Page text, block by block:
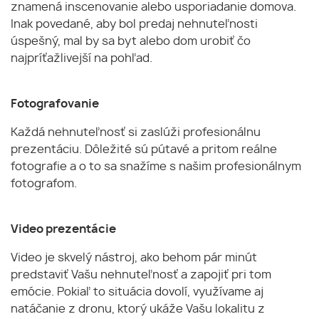
znamená inscenovanie alebo usporiadanie domova.
Inak povedané, aby bol predaj nehnuteľnosti
úspešný, mal by sa byt alebo dom urobiť čo
najpríťažlivejší na pohľad.
Fotografovanie
Každá nehnuteľnosť si zaslúži profesionálnu
prezentáciu. Dôležité sú pútavé a pritom reálne
fotografie a o to sa snažíme s našim profesionálnym
fotografom.
Video prezentácie
Video je skvelý nástroj, ako behom pár minút
predstaviť Vašu nehnuteľnosť a zapojiť pri tom
emócie. Pokiaľ to situácia dovolí, využívame aj
natáčanie z dronu, ktorý ukáže Vašu lokalitu z